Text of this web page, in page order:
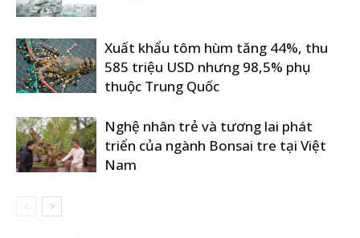
Xuất khẩu tôm hùm tăng 44%, thu
585 triệu USD nhưng 98,5% phụ
thuộc Trung Quốc
Nghệ nhân trẻ và tương lai phát
triển của ngành Bonsai tre tại Việt
Nam